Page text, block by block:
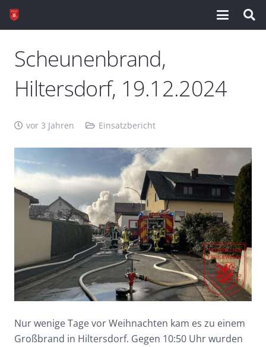
Scheunenbrand,
Hiltersdorf, 19.12.2024
vor 3 Jahren Einsatzbericht
Nur wenige Tage vor Weihnachten kam es zu einem
Großbrand in Hiltersdorf. Gegen 10:50 Uhr wurden